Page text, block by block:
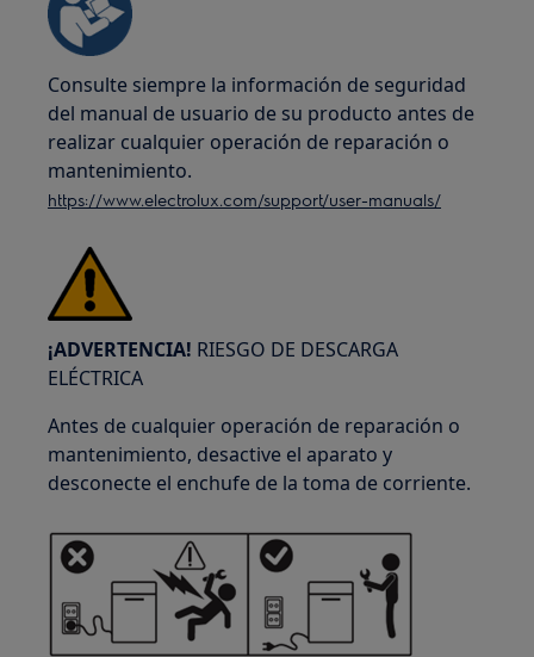
Consulte siempre la información de seguridad
del manual de usuario de su producto antes de
realizar cualquier operación de reparación o
mantenimiento.
https://www.electrolux.com/support/user-manuals/
¡ADVERTENCIA! RIESGO DE DESCARGA
ELÉCTRICA
Antes de cualquier operación de reparación o
mantenimiento, desactive el aparato y
desconecte el enchufe de la toma de corriente.